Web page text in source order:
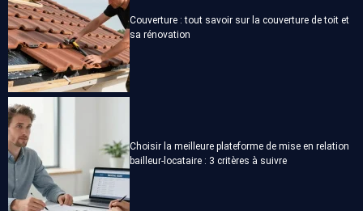
Couverture : tout savoir sur la couverture de toit et
sa rénovation
Choisir la meilleure plateforme de mise en relation
bailleur-locataire : 3 critères à suivre